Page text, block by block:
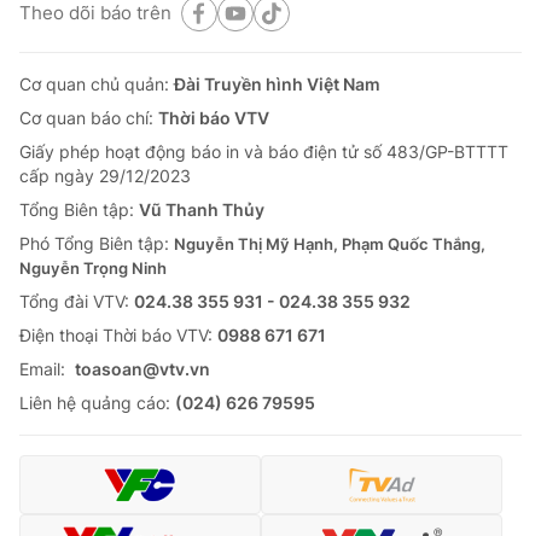
Theo dõi báo trên
Cơ quan chủ quản:Đài Truyền hình Việt Nam
Cơ quan báo chí: Thời báo VTV
Giấy phép hoạt động báo in và báo điện tử số 483/GP-BTTTT
cấp ngày 29/12/2023
Tổng Biên tập: Vũ Thanh Thủy
Phó Tổng Biên tập: Nguyễn Thị Mỹ Hạnh, Phạm Quốc Thắng,
Nguyễn Trọng Ninh
Tổng đài VTV: 024.38 355 931 - 024.38 355 932
Ðiện thoại Thời báo VTV: 0988 671 671
Email: toasoan@vtv.vn
Liên hệ quảng cáo: (024) 626 79595